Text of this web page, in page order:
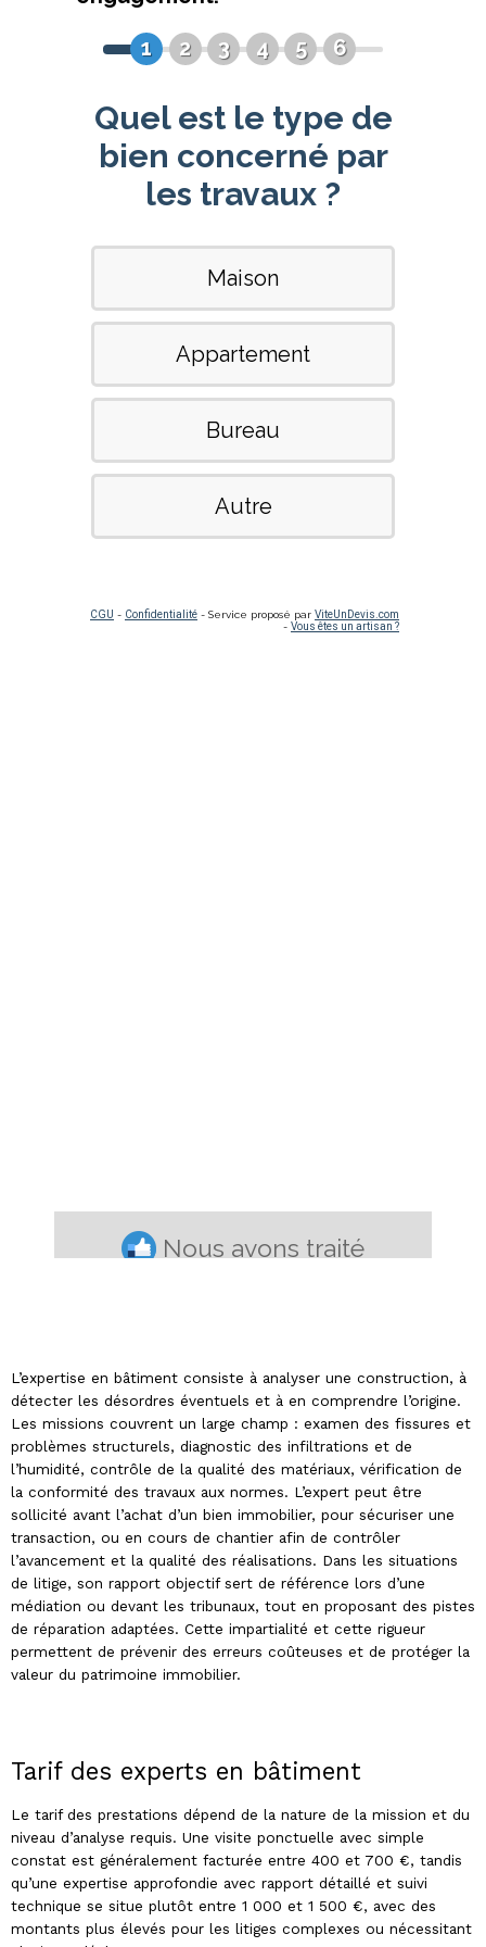
L’expertise en bâtiment consiste à analyser une construction, à
détecter les désordres éventuels et à en comprendre l’origine.
Les missions couvrent un large champ : examen des fissures et
problèmes structurels, diagnostic des infiltrations et de
l’humidité, contrôle de la qualité des matériaux, vérification de
la conformité des travaux aux normes. L’expert peut être
sollicité avant l’achat d’un bien immobilier, pour sécuriser une
transaction, ou en cours de chantier afin de contrôler
l’avancement et la qualité des réalisations. Dans les situations
de litige, son rapport objectif sert de référence lors d’une
médiation ou devant les tribunaux, tout en proposant des pistes
de réparation adaptées. Cette impartialité et cette rigueur
permettent de prévenir des erreurs coûteuses et de protéger la
valeur du patrimoine immobilier.
Tarif des experts en bâtiment
Le tarif des prestations dépend de la nature de la mission et du
niveau d’analyse requis. Une visite ponctuelle avec simple
constat est généralement facturée entre 400 et 700 €, tandis
qu’une expertise approfondie avec rapport détaillé et suivi
technique se situe plutôt entre 1 000 et 1 500 €, avec des
montants plus élevés pour les litiges complexes ou nécessitant